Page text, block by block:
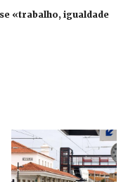
«trabalho, igualdade